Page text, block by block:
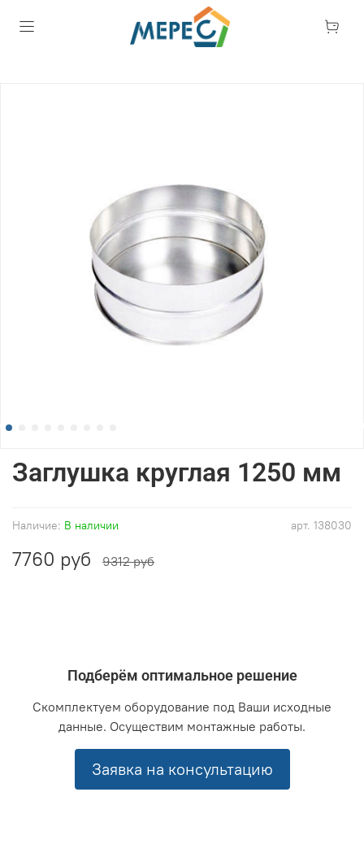
арт. 138030
Наличие: В наличии
Заглушка круглая 1250 мм
7760 руб 9312 руб
Подберём оптимальное решение
Скомплектуем оборудование под Ваши исходные
данные. Осуществим монтажные работы.
Заявка на консультацию